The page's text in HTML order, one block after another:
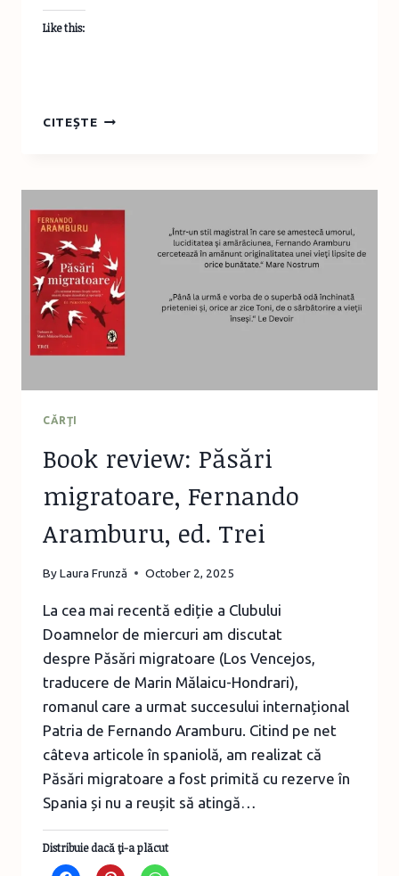
Like this:
CITEȘTEINTERVIU
„SCRISUL
E
MEA
DE
ACTIVISM!”
CĂRŢI
Book review: Păsări
migratoare, Fernando
Aramburu, ed. Trei
ByLaura Frunză October 2, 2025
La cea mai recentă ediție a Clubului
Doamnelor de miercuri am discutat
despre Păsări migratoare (Los Vencejos,
traducere de Marin Mălaicu-Hondrari),
romanul care a urmat succesului internațional
Patria de Fernando Aramburu. Citind pe net
câteva articole în spaniolă, am realizat că
Păsări migratoare a fost primită cu rezerve în
Spania și nu a reușit să atingă…
Distribuie dacă ţi-a plăcut